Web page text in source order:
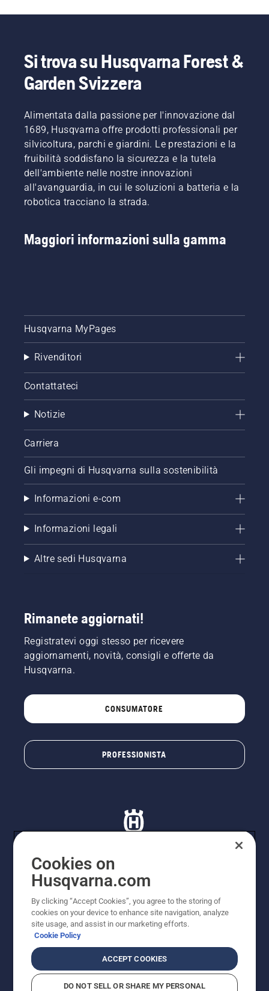
Si trova su Husqvarna Forest &
Garden Svizzera
Alimentata dalla passione per l'innovazione dal
1689, Husqvarna offre prodotti professionali per
silvicoltura, parchi e giardini. Le prestazioni e la
fruibilità soddisfano la sicurezza e la tutela
dell'ambiente nelle nostre innovazioni
all'avanguardia, in cui le soluzioni a batteria e la
robotica tracciano la strada.
Maggiori informazioni sulla gamma
Husqvarna MyPages
Rivenditori
Contattateci
Notizie
Carriera
Gli impegni di Husqvarna sulla sostenibilità
Informazioni e-com
Informazioni legali
Altre sedi Husqvarna
Rimanete aggiornati!
Registratevi oggi stesso per ricevere
aggiornamenti, novità, consigli e offerte da
Husqvarna.
CONSUMATORE
PROFESSIONISTA
© Husqvarna AB (publ). Tutti i diritti riservati. I prezzi
Husqvarna Schweiz AG per i rivenditori specializzati
aderenti all’iniziativa, prezzi in CHF comprensivi di IVA
all’ 8,1% e TRA. Con riserva di modifica. Tutti i prezzi
indicati sono prezzi al dettaglio consigliati (IVA inclusa),
a meno che il prodotto non sia disponibile per l'acquisto
Informativa sui cookieTermini di utilizzo
Informativa sulla privacyRiferimentiCGVF Negozio online
Cookies on
Husqvarna.com
By clicking “Accept Cookies”, you agree to the storing of
cookies on your device to enhance site navigation, analyze
site usage, and assist in our marketing efforts.
Cookie Policy
ACCEPT COOKIES
DO NOT SELL OR SHARE MY PERSONAL